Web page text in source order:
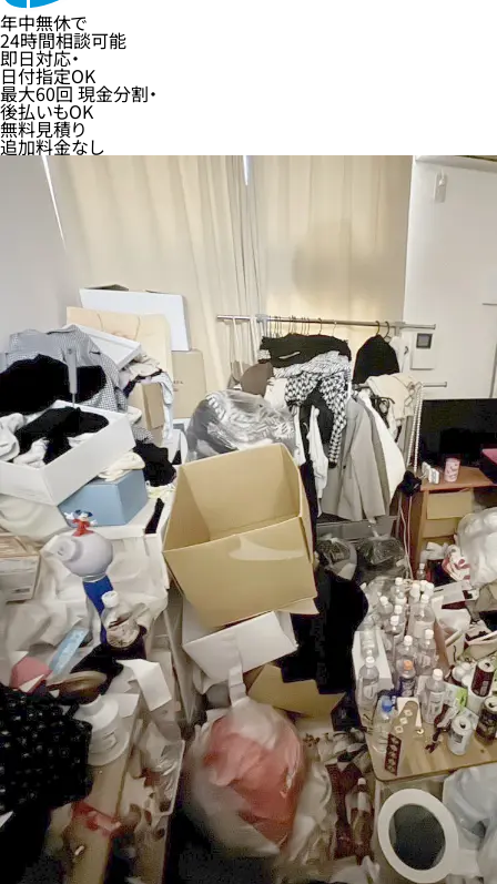
年中無休で
24時間相談可能
即日対応・
日付指定OK
最大60回 現金分割・
後払いもOK
無料見積り
追加料金なし